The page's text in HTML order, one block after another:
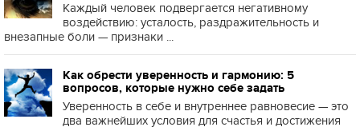
Каждый человек подвергается негативному
воздействию: усталость, раздражительность и
внезапные боли — признаки ...
Как обрести уверенность и гармонию: 5
вопросов, которые нужно себе задать
Уверенность в себе и внутреннее равновесие — это
два важнейших условия для счастья и достижения